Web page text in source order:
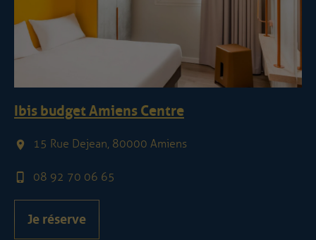
Ibis budget Amiens Centre
15 Rue Dejean, 80000 Amiens
08 92 70 06 65
Je réserve